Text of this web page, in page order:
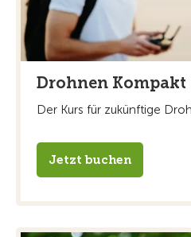
Drohnen Kompakt
Der Kurs für zukünftige
Jetzt buchen